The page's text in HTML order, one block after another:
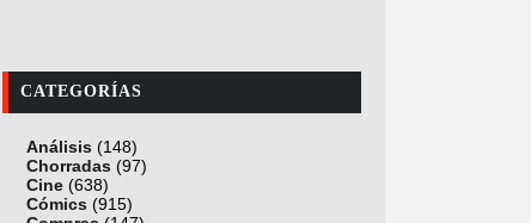
CATEGORÍAS
Análisis (148)
Chorradas (97)
Cine (638)
Cómics (915)